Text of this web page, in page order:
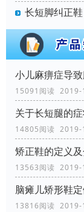
长短脚纠正鞋
小儿麻痹症导
15091阅读
关于长短腿的
14805阅读
矫正鞋的定义
13563阅读
脑瘫儿矫形鞋
13816阅读